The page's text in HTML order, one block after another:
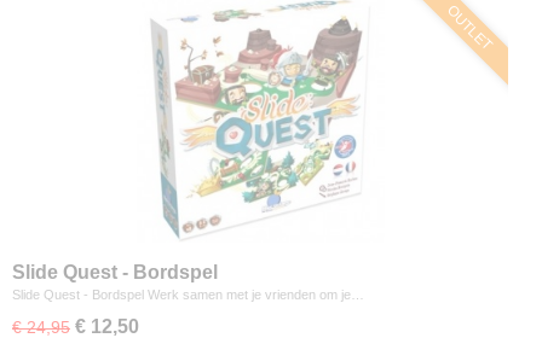
OUTLET
Slide Quest - Bordspel
Slide Quest - Bordspel Werk samen met je vrienden om je…
€ 24,95 € 12,50